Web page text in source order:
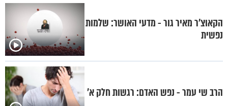
הקאוצ'ר מאיר גור - מדעי האושר: שלמות
נפשית
הרב שי עמר - נפש האדם: רגשות חלק א'